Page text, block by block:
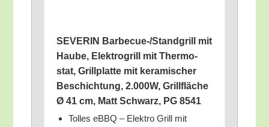
SEVERIN Bar­be­cue-/Stand­grill mit
Hau­be, Elek­tro­grill mit Ther­mo­
stat, Grill­plat­te mit kera­mi­scher
Beschich­tung, 2.000W, Grill­flä­che
Ø 41 cm, Matt Schwarz, PG 8541
Tol­les eBBQ – Elek­tro Grill mit